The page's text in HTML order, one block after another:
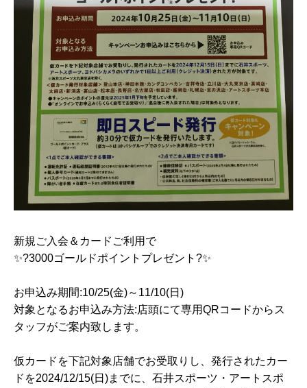
新規ご入会＆カードご利用で
✨?3000ゴールドポイントプレゼント?✨
お申込み期間:10/25(金)～11/10(日)
対象となるお申込み方法:店頭にて専用QRコードからス
タッフがご案内致します。
仮カードを下記対象店舗でお受取りし、発行されたカー
ドを2024/12/15(日)までに、石井スポーツ・アートスポ